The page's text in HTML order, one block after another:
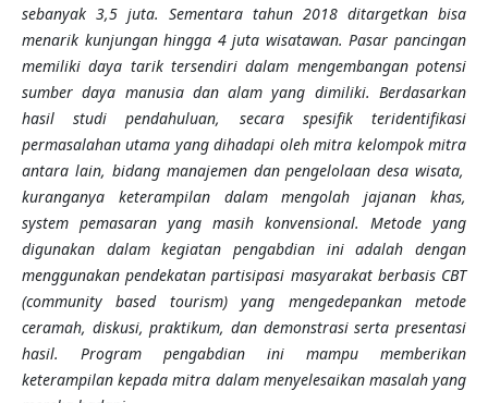
sebanyak 3,5 juta. Sementara tahun 2018 ditargetkan bisa
menarik kunjungan hingga 4 juta wisatawan.Pasar pancingan
memiliki daya tarik tersendiri dalam mengembangan potensi
sumber daya manusia dan alam yang dimiliki.Berdasarkan
hasil studi pendahuluan, secara spesifik teridentifikasi
permasalahan utama yang dihadapi oleh mitra kelompok mitra
antara lain, bidang manajemen dan pengelolaan desa wisata,
kuranganya keterampilan dalam mengolah jajanan khas,
system pemasaran yang masih konvensional. Metode yang
digunakan dalam kegiatan pengabdian ini adalah dengan
menggunakan pendekatan partisipasi masyarakat berbasis CBT
(community based tourism) yang mengedepankan metode
ceramah, diskusi, praktikum, dan demonstrasi serta presentasi
hasil. Program pengabdian ini mampu memberikan
keterampilan kepada mitra dalam menyelesaikan masalah yang